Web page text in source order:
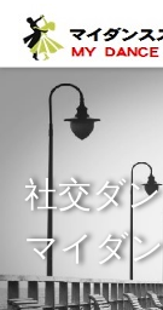
社交ダ
マイダ